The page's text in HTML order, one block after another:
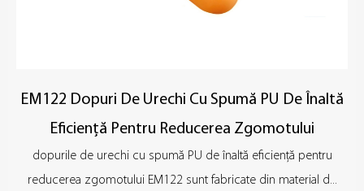
EM122 Dopuri De Urechi Cu Spumă PU De Înaltă
Eficiență Pentru Reducerea Zgomotului
dopurile de urechi cu spumă PU de înaltă eficiență pentru
reducerea zgomotului EM122 sunt fabricate din material d...